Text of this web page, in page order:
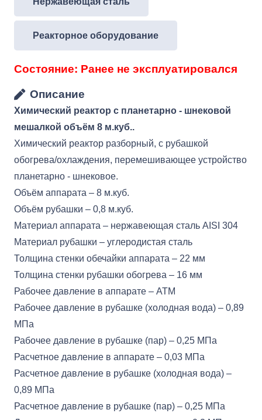
Реакторное оборудование
Состояние: Ранее не эксплуатировался
Описание
Химический реактор с планетарно - шнековой
мешалкой объём 8 м.куб..
Химический реактор разборный, с рубашкой
обогрева/охлаждения, перемешивающее устройство
планетарно - шнековое.
Объём аппарата – 8 м.куб.
Объём рубашки – 0,8 м.куб.
Материал аппарата – нержавеющая сталь AISI 304
Материал рубашки – углеродистая сталь
Толщина стенки обечайки аппарата – 22 мм
Толщина стенки рубашки обогрева – 16 мм
Рабочее давление в аппарате – АТМ
Рабочее давление в рубашке (холодная вода) – 0,89
МПа
Рабочее давление в рубашке (пар) – 0,25 МПа
Расчетное давление в аппарате – 0,03 МПа
Расчетное давление в рубашке (холодная вода) –
0,89 МПа
Расчетное давление в рубашке (пар) – 0,25 МПа